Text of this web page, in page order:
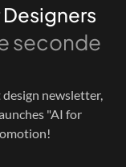
seconde
newsletter,
"AI for